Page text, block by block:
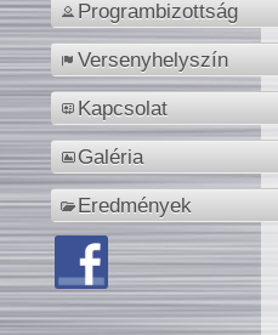
Programbizottság
Versenyhelyszín
Kapcsolat
Galéria
Eredmények